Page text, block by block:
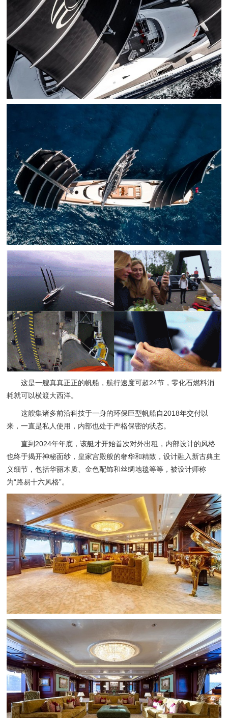
这是一艘真真正正的帆船，航行速度可超24节，零化石燃料消
耗就可以横渡大西洋。
这艘集诸多前沿科技于一身的环保巨型帆船自2018年交付以
来，一直是私人使用，内部也处于严格保密的状态。
直到2024年年底，该艇才开始首次对外出租，内部设计的风格
也终于揭开神秘面纱，皇家宫殿般的奢华和精致，设计融入新古典主
义细节，包括华丽木质、金色配饰和丝绸地毯等等，被设计师称
为“路易十六风格”。